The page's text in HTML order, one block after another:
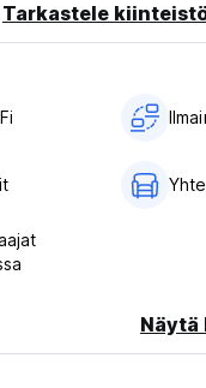
Tarkastele
Näytä